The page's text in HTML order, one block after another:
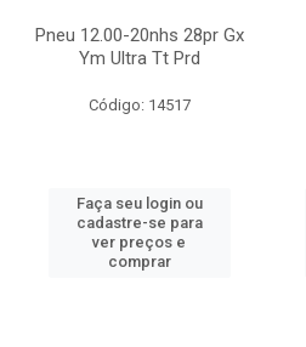
Pneu 12.00-20nhs 28pr Gx
Ym Ultra Tt Prd
Código: 14517
Faça seu login ou
cadastre-se para
ver preços e
comprar